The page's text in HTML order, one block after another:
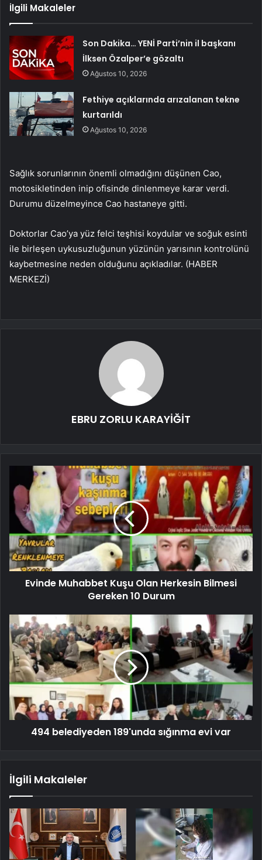
İlgili Makaleler
Son Dakika… YENİ Parti’nin il başkanı
İlksen Özalper’e gözaltı
Ağustos 10, 2026
Fethiye açıklarında arızalanan tekne
kurtarıldı
Ağustos 10, 2026
Sağlık sorunlarının önemli olmadığını düşünen Cao,
motosikletinden inip ofisinde dinlenmeye karar verdi.
Durumu düzelmeyince Cao hastaneye gitti.
Doktorlar Cao’ya yüz felci teşhisi koydular ve soğuk esinti
ile birleşen uykusuzluğunun yüzünün yarısının kontrolünü
kaybetmesine neden olduğunu açıkladılar. (HABER
MERKEZİ)
EBRU ZORLU KARAYİĞİT
Evinde Muhabbet Kuşu Olan Herkesin Bilmesi
Gereken 10 Durum
494 belediyeden 189'unda sığınma evi var
İlgili Makaleler